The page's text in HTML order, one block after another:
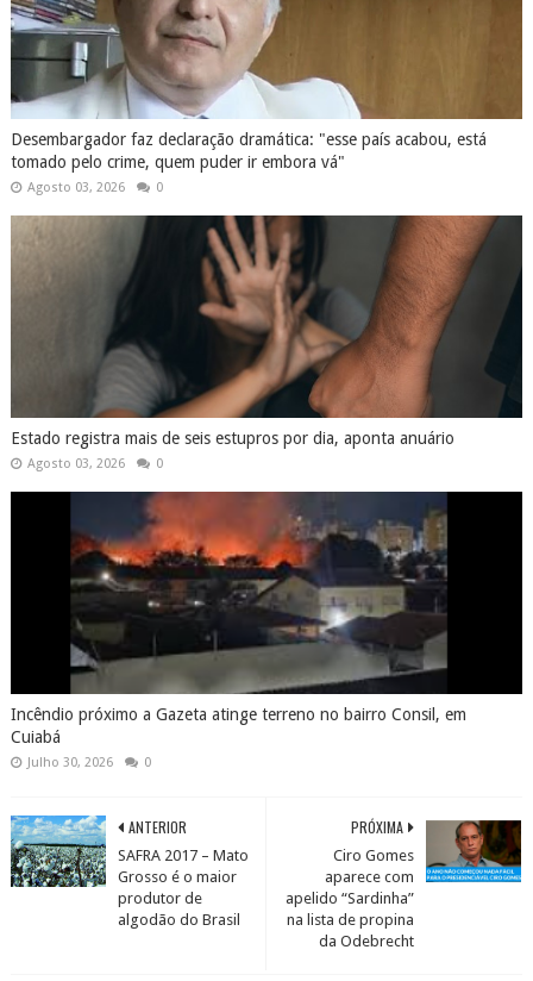
Desembargador faz declaração dramática: "esse país acabou, está
tomado pelo crime, quem puder ir embora vá"
Agosto 03, 2026 0
Estado registra mais de seis estupros por dia, aponta anuário
Agosto 03, 2026 0
Incêndio próximo a Gazeta atinge terreno no bairro Consil, em
Cuiabá
Julho 30, 2026 0
PRÓXIMA
Ciro Gomes
aparece com
apelido “Sardinha”
na lista de propina
da Odebrecht
ANTERIOR
SAFRA 2017 – Mato
Grosso é o maior
produtor de
algodão do Brasil